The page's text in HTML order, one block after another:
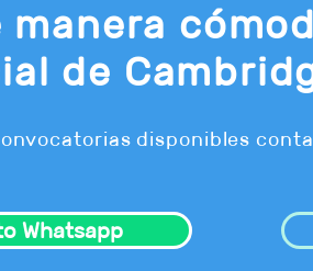
manera
de
disponibles
Whatsapp